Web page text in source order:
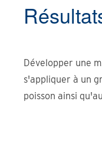
Développer une
s'appliquer à un
poisson ainsi